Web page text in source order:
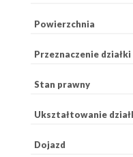
Powierzchnia
Przeznaczenie działki
Stan prawny
Ukształtowanie
Dojazd